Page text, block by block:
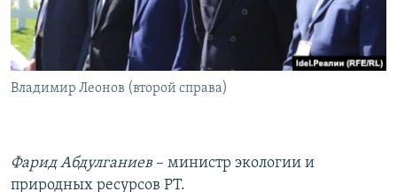
Владимир Леонов (второй справа)
Фарид Абдулганиев – министр экологии и
природных ресурсов РТ.